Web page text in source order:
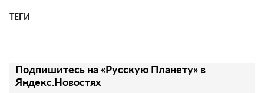
ТЕГИ
Подпишитесь на «Русскую Планету» в
Яндекс.Новостях